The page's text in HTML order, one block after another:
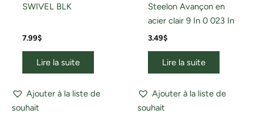
SWIVEL BLK
7.99$
Lire la suite
Ajouter à la liste de
souhait
Steelon Avançon en
acier clair 9 In 0 023 In
3.49$
Lire la suite
Ajouter à la liste de
souhait